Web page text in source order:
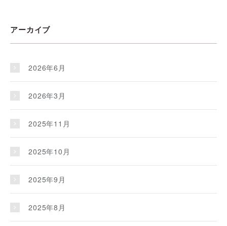
アーカイブ
2026年6月
2026年3月
2025年11月
2025年10月
2025年9月
2025年8月